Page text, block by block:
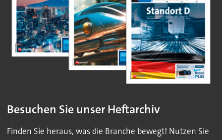
Besuchen Sie unser Heftarchiv
Finden Sie heraus, was die Branche bewegt! Nutzen Sie